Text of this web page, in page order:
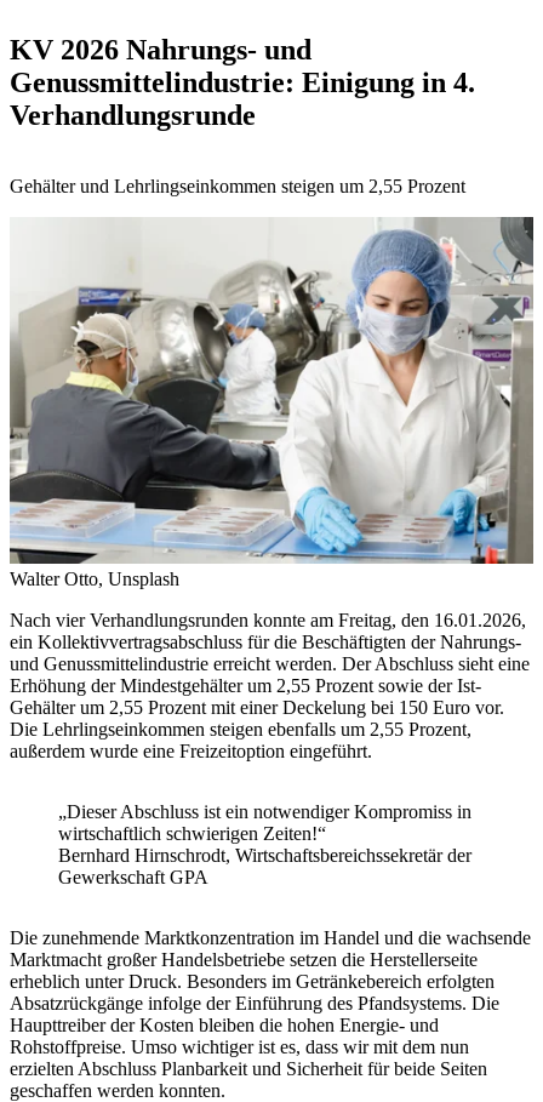
KV 2026 Nahrungs- und
Genussmittelindustrie: Einigung in 4.
Verhandlungsrunde
Gehälter und Lehrlingseinkommen steigen um 2,55 Prozent
Walter Otto, Unsplash
Nach vier Verhandlungsrunden konnte am Freitag, den 16.01.2026,
ein Kollektivvertragsabschluss für die Beschäftigten der Nahrungs-
und Genussmittelindustrie erreicht werden. Der Abschluss sieht eine
Erhöhung der Mindestgehälter um 2,55 Prozent sowie der Ist-
Gehälter um 2,55 Prozent mit einer Deckelung bei 150 Euro vor.
Die Lehrlingseinkommen steigen ebenfalls um 2,55 Prozent,
außerdem wurde eine Freizeitoption eingeführt.
„Dieser Abschluss ist ein notwendiger Kompromiss in
wirtschaftlich schwierigen Zeiten!“
Bernhard Hirnschrodt, Wirtschaftsbereichssekretär der
Gewerkschaft GPA
Die zunehmende Marktkonzentration im Handel und die wachsende
Marktmacht großer Handelsbetriebe setzen die Herstellerseite
erheblich unter Druck. Besonders im Getränkebereich erfolgten
Absatzrückgänge infolge der Einführung des Pfandsystems. Die
Haupttreiber der Kosten bleiben die hohen Energie- und
Rohstoffpreise. Umso wichtiger ist es, dass wir mit dem nun
erzielten Abschluss Planbarkeit und Sicherheit für beide Seiten
geschaffen werden konnten.